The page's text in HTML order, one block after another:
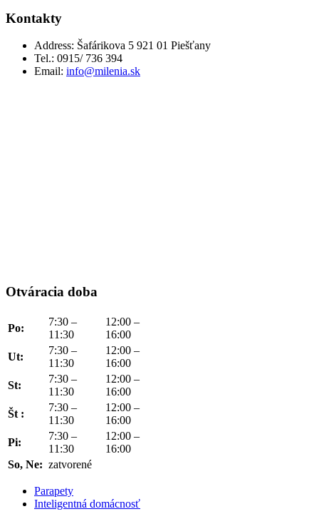
Kontakty
Address: Šafárikova 5 921 01 Piešťany
Tel.: 0915/ 736 394
Email: info@milenia.sk
Otváracia doba
Po:
7:30 –
11:30
12:00 –
16:00
Ut:
7:30 –
11:30
12:00 –
16:00
St:
7:30 –
11:30
12:00 –
16:00
Št :
7:30 –
11:30
12:00 –
16:00
Pi:
7:30 –
11:30
12:00 –
16:00
So, Ne: zatvorené
Parapety
Inteligentná domácnosť